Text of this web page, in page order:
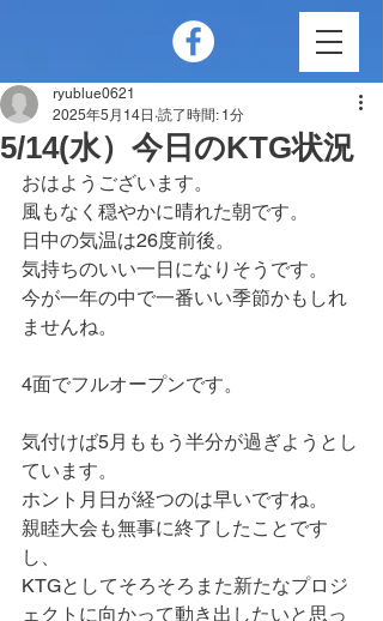
5/14(水）今日のKTG状況
ryublue0621
2025年5月14日 読了時間: 1分
おはようございます。
風もなく穏やかに晴れた朝です。
日中の気温は26度前後。
気持ちのいい一日になりそうです。
今が一年の中で一番いい季節かもしれ
ませんね。
4面でフルオープンです。
気付けば5月ももう半分が過ぎようとし
ています。
ホント月日が経つのは早いですね。
親睦大会も無事に終了したことです
し、
KTGとしてそろそろまた新たなプロジ
ェクトに向かって動き出したいと思っ